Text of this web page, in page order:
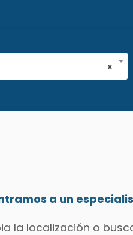
×
a un
la localización o